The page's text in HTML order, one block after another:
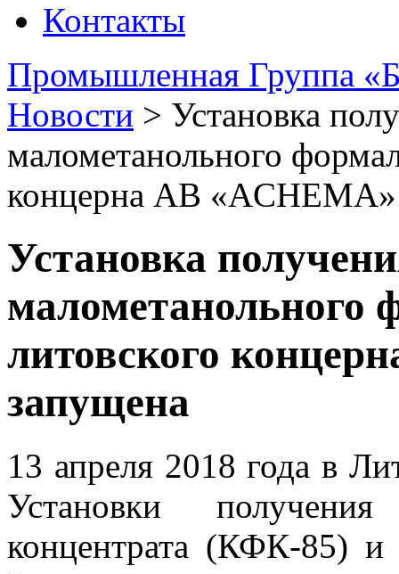
Контакты
Промышленная Группа
Новости > Установка
малометанольного
концерна АВ
Установка
малометанольного
литовского
запущена
13 апреля 2018 года в
Установки получения
концентрата (КФК-85) и